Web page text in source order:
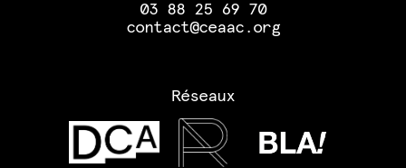
03 88 25 69 70
contact@ceaac.org
Réseaux